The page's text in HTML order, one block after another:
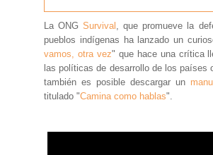
La ONGSurvival , que promueve la
pueblos indígenas ha lanzado un
vamos, otra vez" que hace una crítica
las políticas de desarrollo de los países
también es posible descargar un
titulado "Camina como hablas".